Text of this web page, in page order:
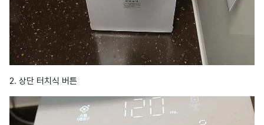
2. 상단 터치식 버튼